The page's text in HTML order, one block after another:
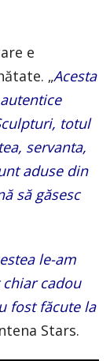
e
„Acesta
totul
servanta,
aduse din
să găsesc
le-am
cadou
fost făcute la
Stars.